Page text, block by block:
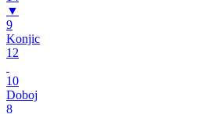
▼
9
Konjic
12
10
Doboj
8